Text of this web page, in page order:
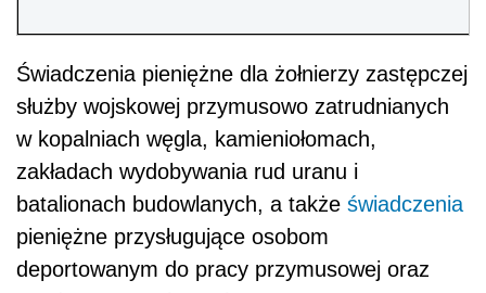
Świadczenia pieniężne dla żołnierzy zastępczej
służby wojskowej przymusowo zatrudnianych
w kopalniach węgla, kamieniołomach,
zakładach wydobywania rud uranu i
batalionach budowlanych, a także świadczenia
pieniężne przysługujące osobom
deportowanym do pracy przymusowej oraz